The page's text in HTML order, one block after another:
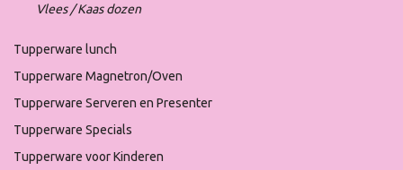
Vlees / Kaas dozen
Tupperware lunch
Tupperware Magnetron/Oven
Tupperware Serveren en Presenter
Tupperware Specials
Tupperware voor Kinderen